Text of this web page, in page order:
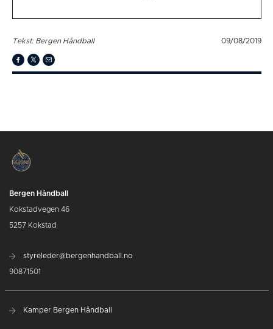
Tekst: Bergen Håndball 09/08/2019
Bergen Håndball
Kokstadvegen 46
5257 Kokstad
styreleder@bergenhandball.no
90871501
Kamper Bergen Håndball